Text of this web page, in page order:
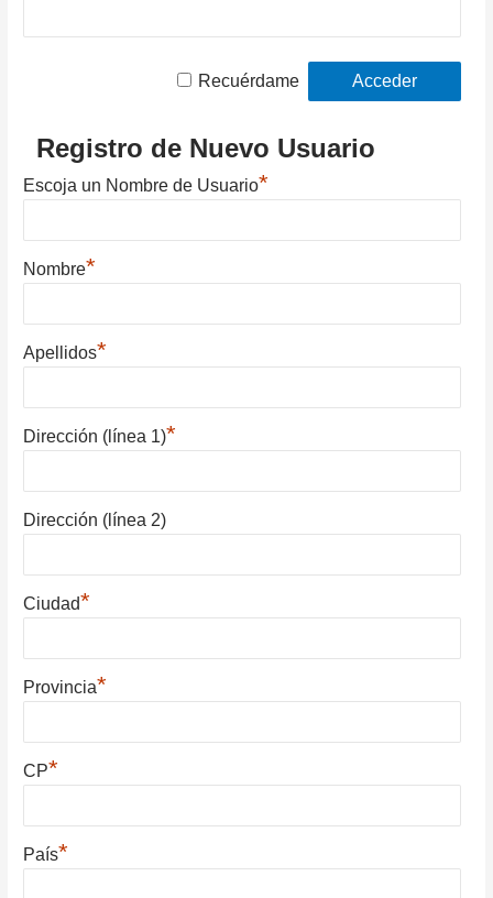
Recuérdame
Registro de Nuevo Usuario
Escoja un Nombre de Usuario*
Nombre*
Apellidos*
Dirección (línea 1)*
Dirección (línea 2)
Ciudad*
Provincia*
CP*
País*